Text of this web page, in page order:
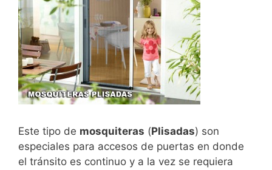
Este tipo de mosquiteras (Plisadas) son
especiales para accesos de puertas en donde
el tránsito es continuo y a la vez se requiera